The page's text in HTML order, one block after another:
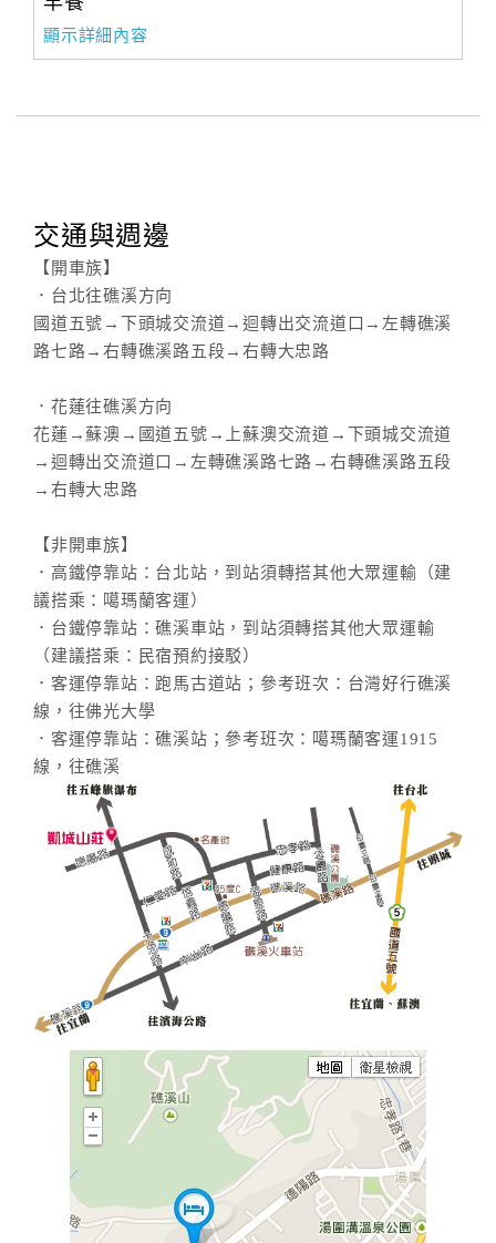
顯示詳細內容
交通與週邊
【開車族】
．台北往礁溪方向
國道五號→下頭城交流道→迴轉出交流道口→左轉礁溪
路七路→右轉礁溪路五段→右轉大忠路
．花蓮往礁溪方向
花蓮→蘇澳→國道五號→上蘇澳交流道→下頭城交流道
→迴轉出交流道口→左轉礁溪路七路→右轉礁溪路五段
→右轉大忠路
【非開車族】
．高鐵停靠站：台北站，到站須轉搭其他大眾運輸（建
議搭乘：噶瑪蘭客運）
．台鐵停靠站：礁溪車站，到站須轉搭其他大眾運輸
（建議搭乘：民宿預約接駁）
．客運停靠站：跑馬古道站；參考班次：台灣好行礁溪
線，往佛光大學
．客運停靠站：礁溪站；參考班次：噶瑪蘭客運1915
線，往礁溪